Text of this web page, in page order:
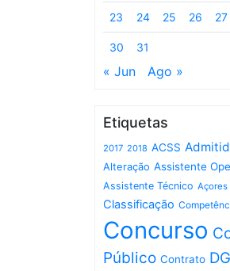
23 24 25 26 27
30 31
« Jun Ago »
Etiquetas
2017 2018 ACSS
Alteração Assistente
Assistente Técnico Açores
Classificação
Concurso
Público Contrato